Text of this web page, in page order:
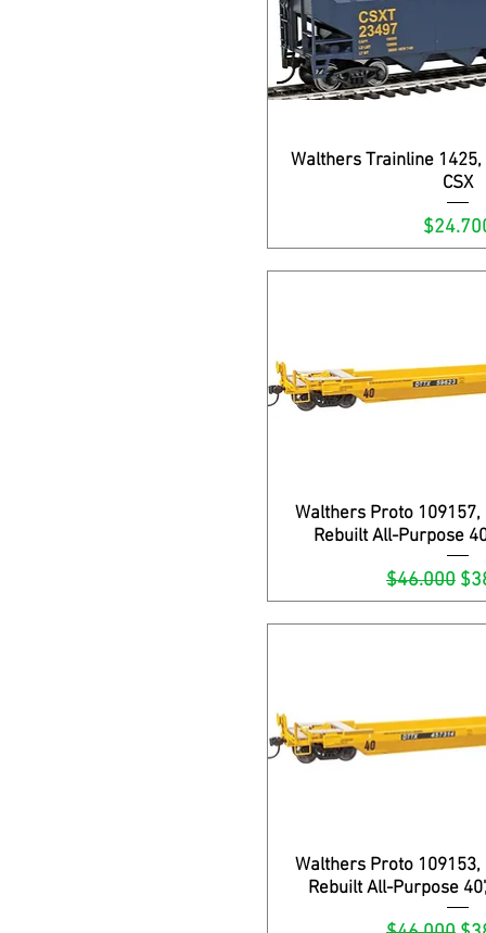
Vista
Walthers Trainline
CSX
Precio
Vista
Walthers Proto
Rebuilt All-Purpose
Precio
$46.000
Vista
Walthers Proto
Rebuilt All-Purpose